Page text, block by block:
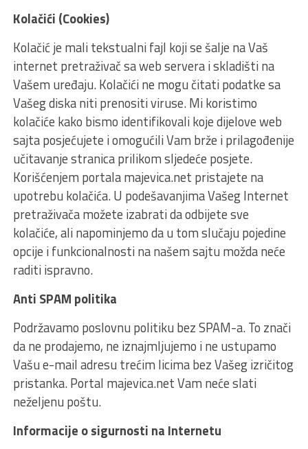
Kolačići (Cookies)
Kolačić je mali tekstualni fajl koji se šalje na Vaš
internet pretraživač sa web servera i skladišti na
Vašem uređaju. Kolačići ne mogu čitati podatke sa
Vašeg diska niti prenositi viruse. Mi koristimo
kolačiće kako bismo identifikovali koje dijelove web
sajta posjećujete i omogućili Vam brže i prilagođenije
učitavanje stranica prilikom sljedeće posjete.
Korišćenjem portala majevica.net pristajete na
upotrebu kolačića. U podešavanjima Vašeg Internet
pretraživača možete izabrati da odbijete sve
kolačiće, ali napominjemo da u tom slučaju pojedine
opcije i funkcionalnosti na našem sajtu možda neće
raditi ispravno.
Anti SPAM politika
Podržavamo poslovnu politiku bez SPAM-a. To znači
da ne prodajemo, ne iznajmljujemo i ne ustupamo
Vašu e-mail adresu trećim licima bez Vašeg izričitog
pristanka. Portal majevica.net Vam neće slati
neželjenu poštu.
Informacije o sigurnosti na Internetu